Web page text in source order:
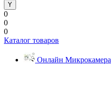
0
0
0
Каталог товаров
Онлайн